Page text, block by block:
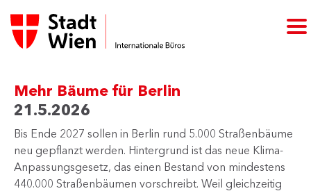
Mehr Bäume für Berlin
21.5.2026
Bis Ende 2027 sollen in Berlin rund 5.000 Straßenbäume
neu gepflanzt werden. Hintergrund ist das neue Klima-
Anpassungsgesetz, das einen Bestand von mindestens
440.000 Straßenbäumen vorschreibt. Weil gleichzeitig